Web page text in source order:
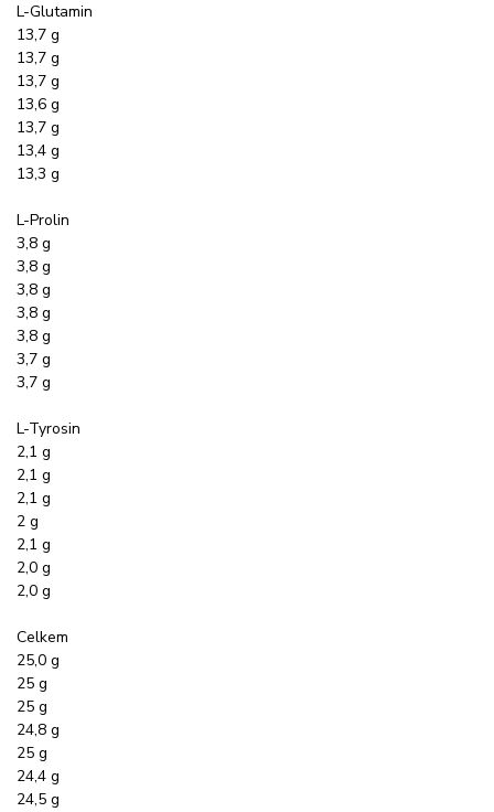
L-Glutamin
13,7 g
13,7 g
13,7 g
13,6 g
13,7 g
13,4 g
13,3 g
L-Prolin
3,8 g
3,8 g
3,8 g
3,8 g
3,8 g
3,7 g
3,7 g
L-Tyrosin
2,1 g
2,1 g
2,1 g
2 g
2,1 g
2,0 g
2,0 g
Celkem
25,0 g
25 g
25 g
24,8 g
25 g
24,4 g
24,5 g